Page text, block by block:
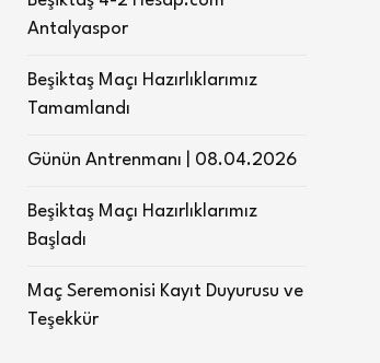
Antalyaspor
Beşiktaş Maçı Hazırlıklarımız
Tamamlandı
Günün Antrenmanı | 08.04.2026
Beşiktaş Maçı Hazırlıklarımız
Başladı
Maç Seremonisi Kayıt Duyurusu ve
Teşekkür